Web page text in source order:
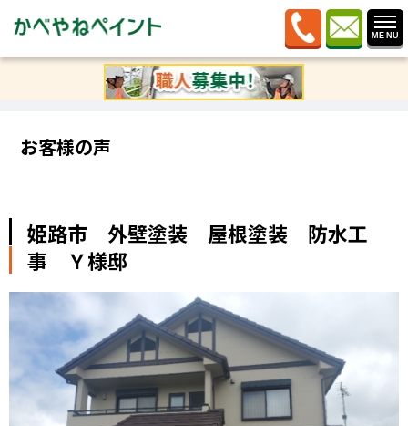
お客様の声»姫路市 外壁塗装 屋根塗装 防
水工事 Ｙ様邸
お客様の声
姫路市 外壁塗装 屋根塗装 防水工
事 Ｙ様邸